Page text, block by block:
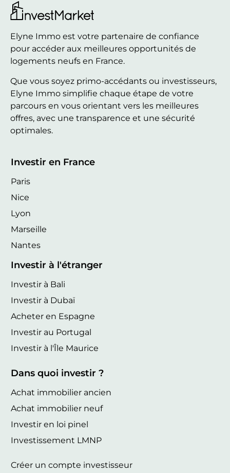
Elyne Immo est votre partenaire de confiance
pour accéder aux meilleures opportunités de
logements neufs en France.
Que vous soyez primo-accédants ou investisseurs,
Elyne Immo simplifie chaque étape de votre
parcours en vous orientant vers les meilleures
offres, avec une transparence et une sécurité
optimales.
Investir en France
Paris
Nice
Lyon
Marseille
Nantes
Investir à l'étranger
Investir à Bali
Investir à Dubaï
Acheter en Espagne
Investir au Portugal
Investir à l'Île Maurice
Dans quoi investir ?
Achat immobilier ancien
Achat immobilier neuf
Investir en loi pinel
Investissement LMNP
Créer un compte investisseur